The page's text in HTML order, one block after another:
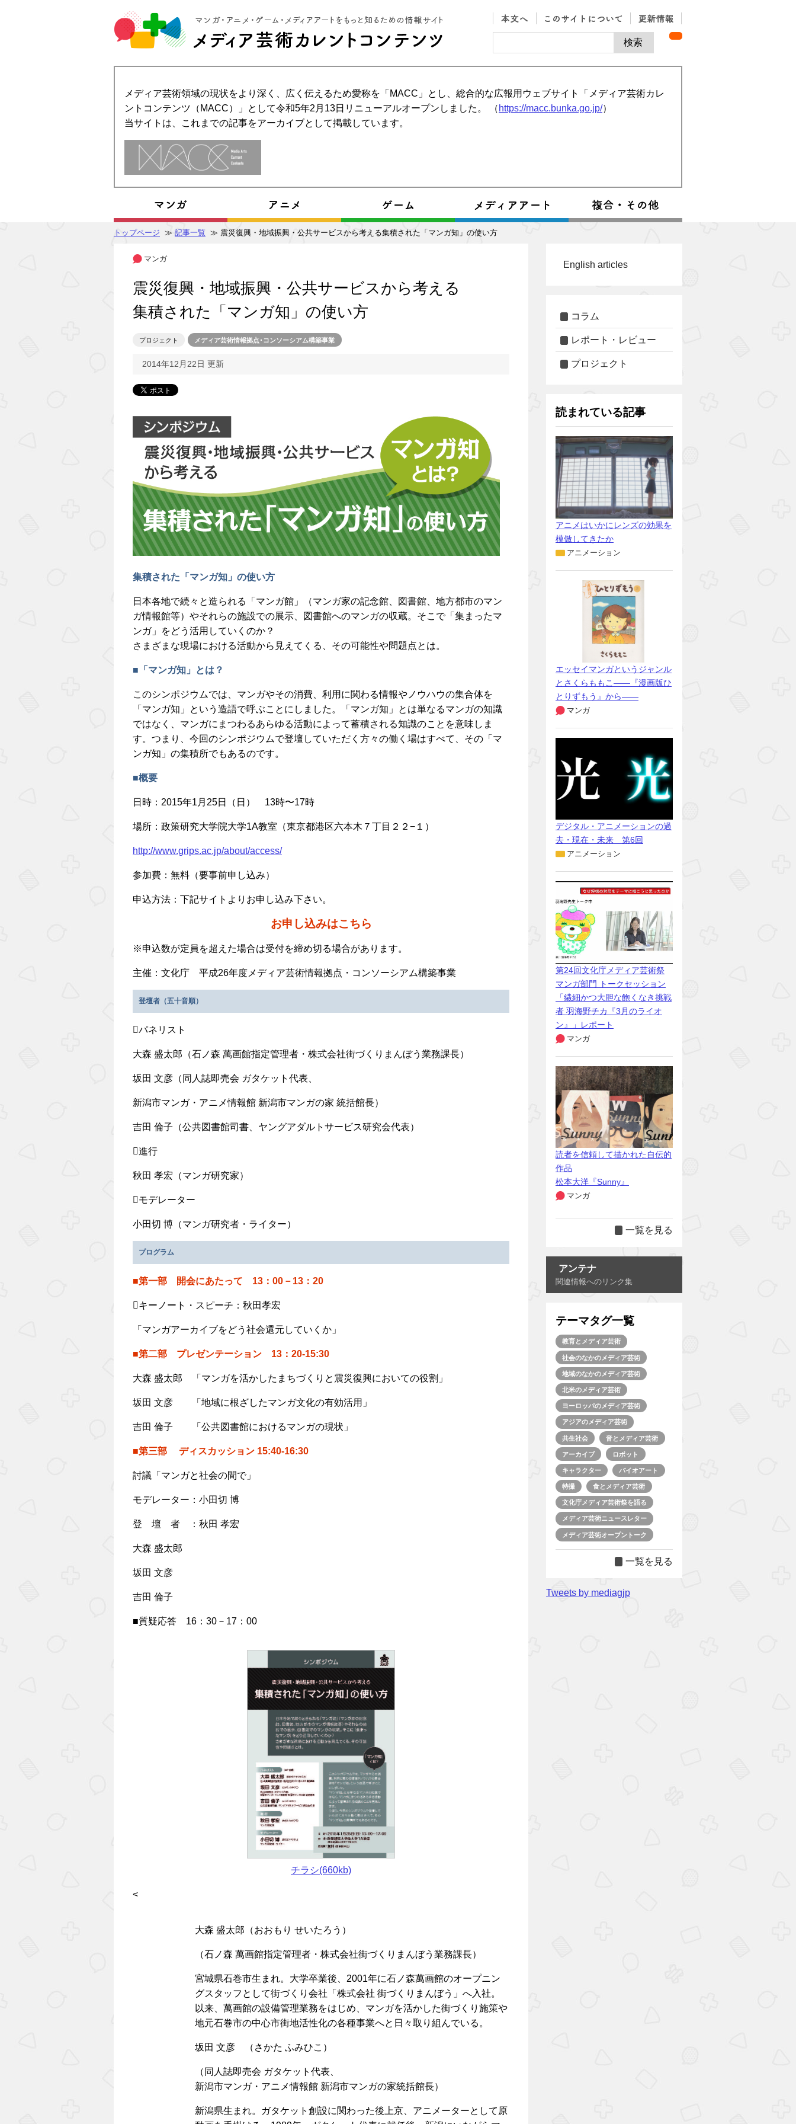
メディア芸術領域の現状をより深く、広く伝えるため愛称を「MACC」とし、総合的な広報用ウェブサイト「メディア芸術カレ
ントコンテンツ（MACC）」として令和5年2月13日リニューアルオープンしました。 （ https://macc.bunka.go.jp/）
当サイトは、これまでの記事をアーカイブとして掲載しています。
トップページ ≫ 記事一覧 ≫ 震災復興・地域振興・公共サービスから考える集積された「マンガ知」の使い方
マンガ
震災復興・地域振興・公共サービスから考える
集積された「マンガ知」の使い方
プロジェクト メディア芸術情報拠点･コンソーシアム構築事業
2014年12月22日 更新
集積された「マンガ知」の使い方
日本各地で続々と造られる「マンガ館」（マンガ家の記念館、図書館、地方都市のマン
ガ情報館等）やそれらの施設での展示、図書館へのマンガの収蔵。そこで「集まったマ
ンガ」をどう活用していくのか？
さまざまな現場における活動から見えてくる、その可能性や問題点とは。
■「マンガ知」とは？
このシンポジウムでは、マンガやその消費、利用に関わる情報やノウハウの集合体を
「マンガ知」という造語で呼ぶことにしました。「マンガ知」とは単なるマンガの知識
ではなく、マンガにまつわるあらゆる活動によって蓄積される知識のことを意味しま
す。つまり、今回のシンポジウムで登壇していただく方々の働く場はすべて、その「マ
ンガ知」の集積所でもあるのです。
■概要
日時：2015年1月25日（日） 13時〜17時
場所：政策研究大学院大学1A教室（東京都港区六本木７丁目２２−１）
http://www.grips.ac.jp/about/access/
参加費：無料（要事前申し込み）
申込方法：下記サイトよりお申し込み下さい。
お申し込みはこちら
※申込数が定員を超えた場合は受付を締め切る場合があります。
主催：文化庁 平成26年度メディア芸術情報拠点・コンソーシアム構築事業
登壇者（五十音順）
パネリスト
大森 盛太郎（石ノ森 萬画館指定管理者・株式会社街づくりまんぼう業務課長）
坂田 文彦（同人誌即売会 ガタケット代表、
新潟市マンガ・アニメ情報館 新潟市マンガの家 統括館長）
吉田 倫子（公共図書館司書、ヤングアダルトサービス研究会代表）
進行
秋田 孝宏（マンガ研究家）
モデレーター
小田切 博（マンガ研究者・ライター）
プログラム
■第一部 開会にあたって 13：00－13：20
キーノート・スピーチ：秋田孝宏
「マンガアーカイブをどう社会還元していくか」
■第二部 プレゼンテーション 13：20-15:30
大森 盛太郎 「マンガを活かしたまちづくりと震災復興においての役割」
坂田 文彦 「地域に根ざしたマンガ文化の有効活用」
吉田 倫子 「公共図書館におけるマンガの現状」
■第三部 ディスカッション 15:40-16:30
討議「マンガと社会の間で」
モデレーター：小田切 博
登 壇 者 ：秋田 孝宏
大森 盛太郎
坂田 文彦
吉田 倫子
■質疑応答 16：30－17：00
チラシ(660kb)
<
大森 盛太郎（おおもり せいたろう）
（石ノ森 萬画館指定管理者・株式会社街づくりまんぼう業務課長）
宮城県石巻市生まれ。大学卒業後、2001年に石ノ森萬画館のオープニン
グスタッフとして街づくり会社「株式会社 街づくりまんぼう」へ入社。
以来、萬画館の設備管理業務をはじめ、マンガを活かした街づくり施策や
地元石巻市の中心市街地活性化の各種事業へと日々取り組んでいる。
坂田 文彦 （さかた ふみひこ）
（同人誌即売会 ガタケット代表、
新潟市マンガ・アニメ情報館 新潟市マンガの家統括館長）
新潟県生まれ。ガタケット創設に関わった後上京、アニメーターとして原
English articles
コラム
レポート・レビュー
プロジェクト
読まれている記事
アニメはいかにレンズの効果を
模倣してきたか
アニメーション
エッセイマンガというジャンル
とさくらももこ――『漫画版ひ
とりずもう』から――
マンガ
デジタル・アニメーションの過
去・現在・未来 第6回
アニメーション
第24回文化庁メディア芸術祭
マンガ部門 トークセッション
「繊細かつ大胆な飽くなき挑戦
者 羽海野チカ『3月のライオ
ン』」レポート
マンガ
読者を信頼して描かれた自伝的
作品
松本大洋『Sunny』
マンガ
一覧を見る
アンテナ
関連情報へのリンク集
テーマタグ一覧
教育とメディア芸術
社会のなかのメディア芸術
地域のなかのメディア芸術
北米のメディア芸術
ヨーロッパのメディア芸術
アジアのメディア芸術
共生社会 音とメディア芸術
アーカイブ ロボット
キャラクター バイオアート
特撮 食とメディア芸術
文化庁メディア芸術祭を語る
メディア芸術ニュースレター
メディア芸術オープントーク
一覧を見る
Tweets by mediagjp